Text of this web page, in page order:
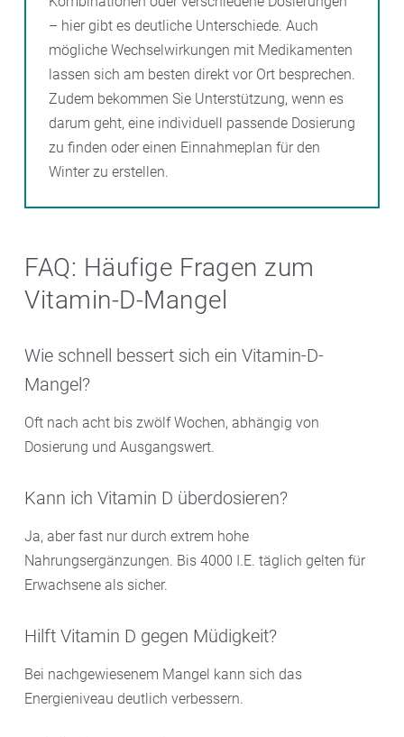
– hier gibt es deutliche Unterschiede. Auch
mögliche Wechselwirkungen mit Medikamenten
lassen sich am besten direkt vor Ort besprechen.
Zudem bekommen Sie Unterstützung, wenn es
darum geht, eine individuell passende Dosierung
zu finden oder einen Einnahmeplan für den
Winter zu erstellen.
FAQ: Häufige Fragen zum
Vitamin-D-Mangel
Wie schnell bessert sich ein Vitamin-D-
Mangel?
Oft nach acht bis zwölf Wochen, abhängig von
Dosierung und Ausgangswert.
Kann ich Vitamin D überdosieren?
Ja, aber fast nur durch extrem hohe
Nahrungsergänzungen. Bis 4000 I.E. täglich gelten für
Erwachsene als sicher.
Hilft Vitamin D gegen Müdigkeit?
Bei nachgewiesenem Mangel kann sich das
Energieniveau deutlich verbessern.